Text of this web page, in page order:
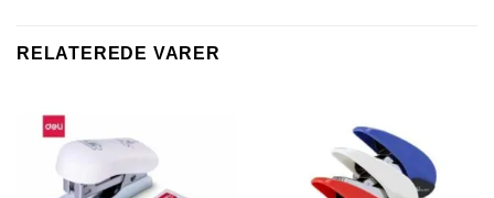
RELATEREDE VARER